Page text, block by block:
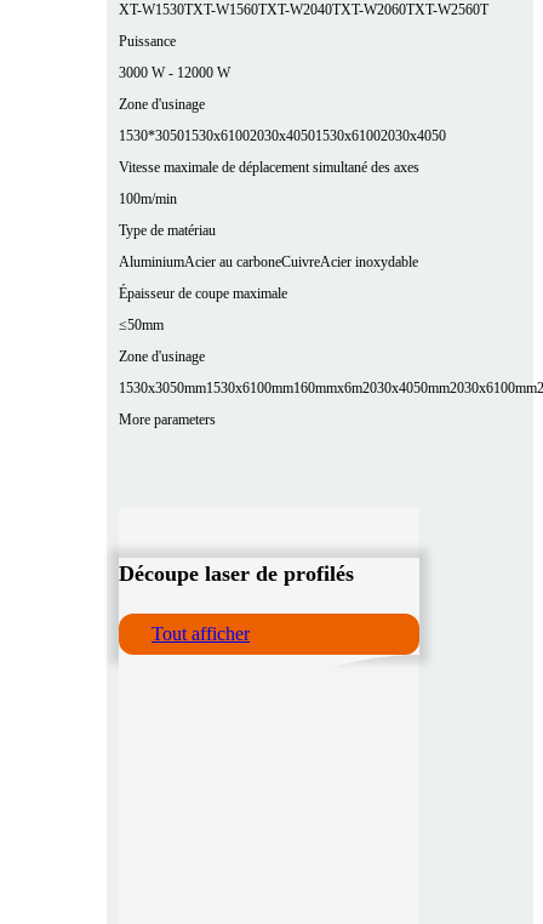
XT-W1530TXT-W1560TXT-W2040TXT-W2060TXT-W2560T
Puissance
3000 W - 12000 W
Zone d'usinage
1530*30501530x61002030x40501530x61002030x4050
Vitesse maximale de déplacement simultané des axes
100m/min
Type de matériau
AluminiumAcier au carboneCuivreAcier inoxydable
Épaisseur de coupe maximale
≤50mm
Zone d'usinage
1530x3050mm1530x6100mm160mmx6m2030x4050mm2030x6100mm
More parameters
Découpe laser de profilés
Tout afficher